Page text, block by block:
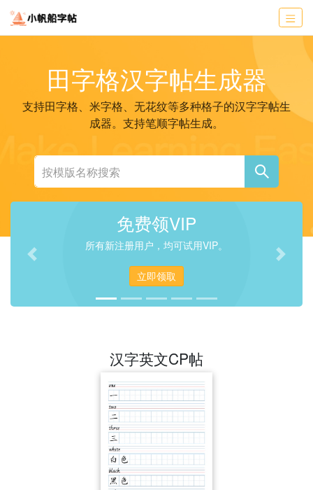
田字格汉字帖生成器
支持田字格、米字格、无花纹等多种格子的汉字字帖生
成器。支持笔顺字帖生成。
免费领VIP
所有新注册用户，均可试用VIP。
立即领取
Previous Next
汉字英文CP帖